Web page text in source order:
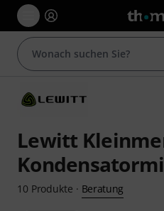
Lewitt
10 Produkte · Beratung